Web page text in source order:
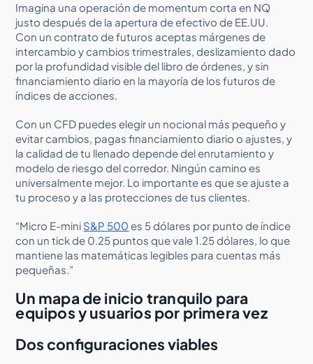
Imagina una operación de momentum corta en NQ
justo después de la apertura de efectivo de EE.UU.
Con un contrato de futuros aceptas márgenes de
intercambio y cambios trimestrales, deslizamiento dado
por la profundidad visible del libro de órdenes, y sin
financiamiento diario en la mayoría de los futuros de
índices de acciones.
Con un CFD puedes elegir un nocional más pequeño y
evitar cambios, pagas financiamiento diario o ajustes, y
la calidad de tu llenado depende del enrutamiento y
modelo de riesgo del corredor. Ningún camino es
universalmente mejor. Lo importante es que se ajuste a
tu proceso y a las protecciones de tus clientes.
“Micro E-mini S&P 500 es 5 dólares por punto de índice
con un tick de 0.25 puntos que vale 1.25 dólares, lo que
mantiene las matemáticas legibles para cuentas más
pequeñas.”
Un mapa de inicio tranquilo para
equipos y usuarios por primera vez
Dos configuraciones viables